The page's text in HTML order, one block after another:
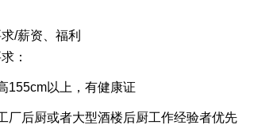
/薪资、福利
：
155cm以上，有健康证
厂后厨或者大型酒楼后厨工作经验者优先